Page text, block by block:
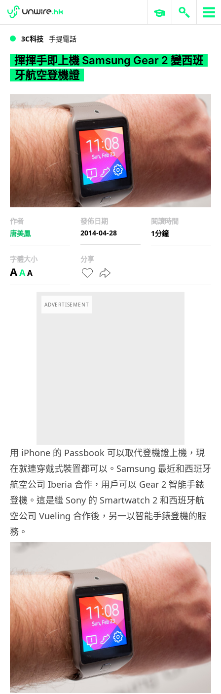
WWDC 2026 ERP 與商業 AI
3C科技 手提電話
揮揮手即上機 Samsung Gear 2 變西班
牙航空登機證
作者
唐美鳳
發佈日期
2014-04-28
閱讀時間
1分鐘
字體大小
AAA
分享
ADVERTISEMENT
用 iPhone 的 Passbook 可以取代登機證上機，現
在就連穿戴式裝置都可以。Samsung 最近和西班牙
航空公司 Iberia 合作，用戶可以 Gear 2 智能手錶
登機。這是繼 Sony 的 Smartwatch 2 和西班牙航
空公司 Vueling 合作後，另一以智能手錶登機的服
務。